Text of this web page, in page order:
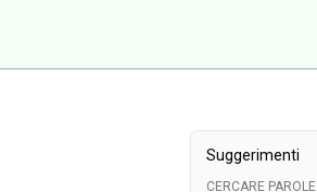
Suggerimenti
CERCARE PAROLE